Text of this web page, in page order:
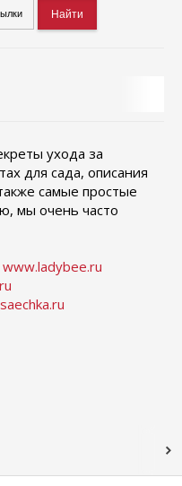
ухода за
для сада, описания
самые простые
мы очень часто
www.ladybee.ru